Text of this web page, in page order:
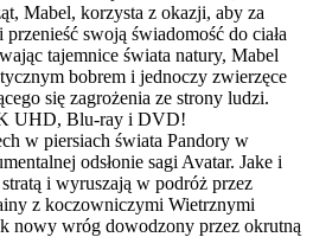
Mabel, korzysta z okazji, aby za
swoją świadomość do ciała
tajemnice świata natury, Mabel
bobrem i jednoczy zwierzęce
się zagrożenia ze strony ludzi.
UHD, Blu-ray i DVD!
w piersiach świata Pandory w
odsłonie sagi Avatar. Jake i
i wyruszają w podróż przez
z koczowniczymi Wietrznymi
nowy wróg dowodzony przez okrutną